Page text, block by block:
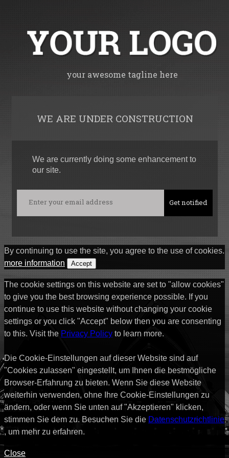
your awesome tagline here
WE ARE UNDER CONSTRUCTION
We are currently doing some enhancement to
our site.
By continuing to use the site, you agree to the use of cookies.
more information
Accept
The cookie settings on this website are set to "allow cookies"
to give you the best browsing experience possible. If you
continue to use this website without changing your cookie
settings or you click "Accept" below then you are consenting
to this. Visit the Privacy Policy to learn more.
Die Cookie-Einstellungen auf dieser Website sind auf
"Cookies zulassen" eingestellt, um Ihnen die bestmögliche
Browser-Erfahrung zu bieten. Wenn Sie diese Website
weiterhin verwenden, ohne Ihre Cookie-Einstellungen zu
ändern, oder wenn Sie unten auf "Akzeptieren" klicken,
stimmen Sie dem zu. Besuchen Sie die Datenschutzrichtlinie
, um mehr zu erfahren.
Close